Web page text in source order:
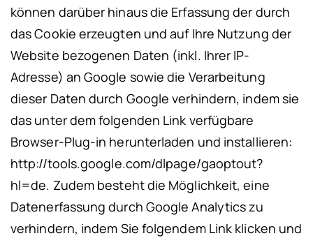
können darüber hinaus die Erfassung der durch
das Cookie erzeugten und auf Ihre Nutzung der
Website bezogenen Daten (inkl. Ihrer IP-
Adresse) an Google sowie die Verarbeitung
dieser Daten durch Google verhindern, indem sie
das unter dem folgenden Link verfügbare
Browser-Plug-in herunterladen und installieren:
http://tools.google.com/dlpage/gaoptout?
hl=de. Zudem besteht die Möglichkeit, eine
Datenerfassung durch Google Analytics zu
verhindern, indem Sie folgendem Link klicken und